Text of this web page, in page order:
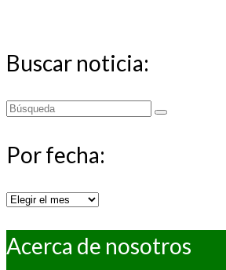
Buscar noticia:
Buscar
Por fecha:
Por
Acerca de nosotros